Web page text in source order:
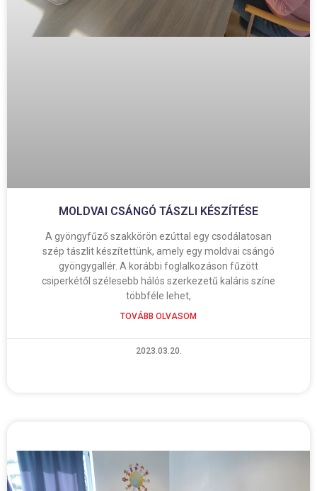
MOLDVAI CSÁNGÓ TÁSZLI KÉSZÍTÉSE
A gyöngyfűző szakkörön ezúttal egy csodálatosan
szép tászlit készítettünk, amely egy moldvai csángó
gyöngygallér. A korábbi foglalkozáson fűzött
csiperkétől szélesebb hálós szerkezetű kaláris színe
többféle lehet,
TOVÁBB OLVASOM
2023.03.20.